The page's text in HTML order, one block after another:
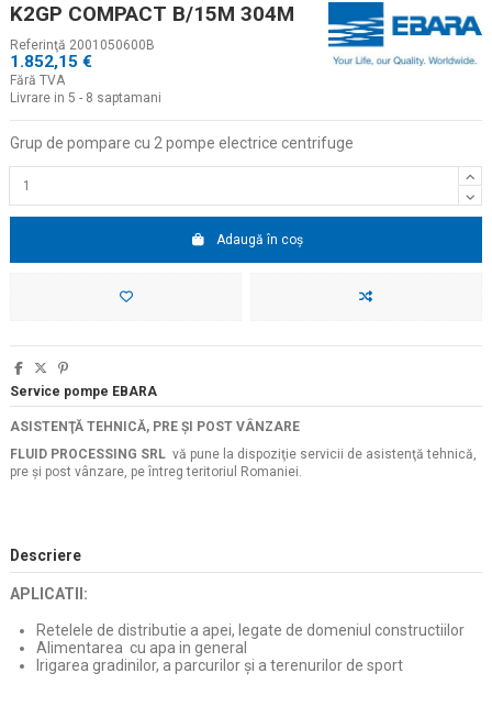
K2GP COMPACT B/15M 304M
Referinţă 2001050600B
1.852,15 €
Fără TVA
Livrare in 5 - 8 saptamani
Grup de pompare cu 2 pompe electrice centrifuge
Adaugă în coș
Service pompe EBARA
ASISTENŢĂ TEHNICĂ, PRE ŞI POST VÂNZARE
FLUID PROCESSING SRL vă pune la dispoziţie servicii de asistenţă tehnică,
pre şi post vânzare, pe întreg teritoriul Romaniei.
Descriere
APLICATII:
Retelele de distributie a apei, legate de domeniul constructiilor
Alimentarea cu apa in general
Irigarea gradinilor, a parcurilor și a terenurilor de sport